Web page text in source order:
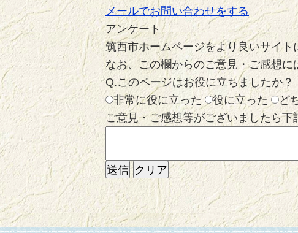
メールでお問い合わせをする
アンケート
筑西市ホームページをより良いサイ
なお、この欄からのご意見・ご感想
Q.このページはお役に立ちましたか？
非常に役に立った
役に立った ど
ご意見・ご感想等がございましたら